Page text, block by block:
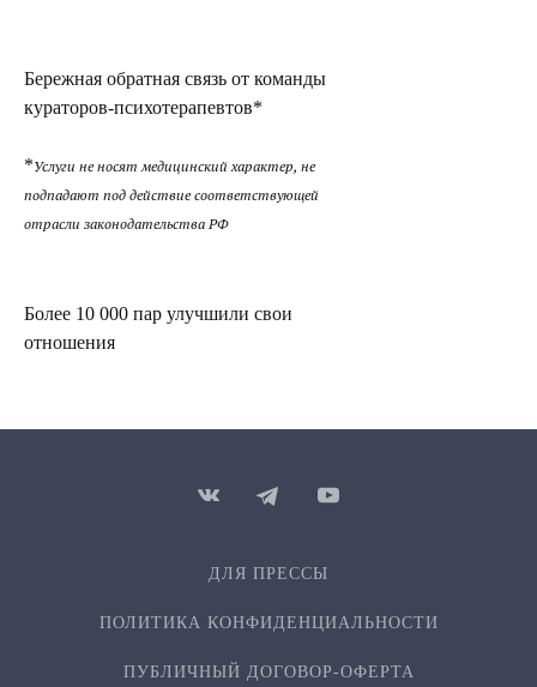
Бережная обратная связь от команды
кураторов-психотерапевтов*
*Услуги не носят медицинский характер, не
подпадают под действие соответствующей
отрасли законодательства РФ
Более 10 000 пар улучшили свои
отношения
ДЛЯ ПРЕССЫ
ПОЛИТИКА КОНФИДЕН­ЦИ­АЛЬ­НОСТИ
ПУБЛИЧНЫЙ ДОГОВОР-ОФЕРТА